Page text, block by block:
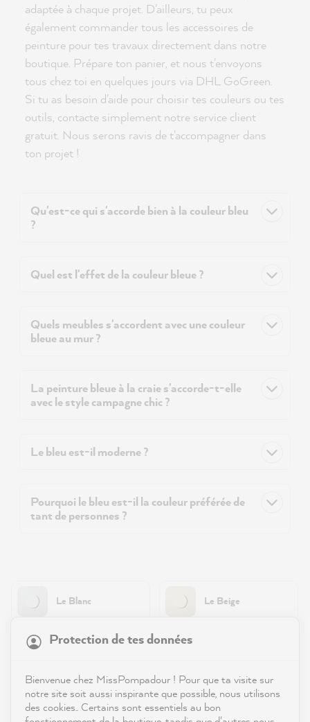
adaptée à chaque projet. D'ailleurs, tu peux
également commander tous les accessoires de
peinture pour tes travaux directement dans notre
boutique. Prépare ton panier, et nous t'envoyons
tous chez toi en quelques jours via DHL GoGreen.
Si tu as besoin d'aide pour choisir tes couleurs ou tes
outils, contacte simplement notre service client
gratuit. Nous serons ravis de t'accompagner dans
ton projet !
Qu'est-ce qui s'accorde bien à la couleur bleu
?
Quel est l'effet de la couleur bleue ?
Quels meubles s'accordent avec une couleur
bleue au mur ?
La peinture bleue à la craie s'accorde-t-elle
avec le style campagne chic ?
Le bleu est-il moderne ?
Pourquoi le bleu est-il la couleur préférée de
tant de personnes ?
Le Blanc Le Beige
Le Rose Le Rouge
Protection de tes données
Bienvenue chez MissPompadour ! Pour que ta visite sur
notre site soit aussi inspirante que possible, nous utilisons
des cookies.. Certains sont essentiels au bon
reviews-io